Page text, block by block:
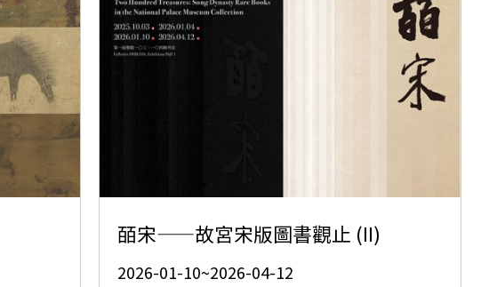
皕宋——故宮宋版圖書觀止 (II)
2026-01-10~2026-04-12